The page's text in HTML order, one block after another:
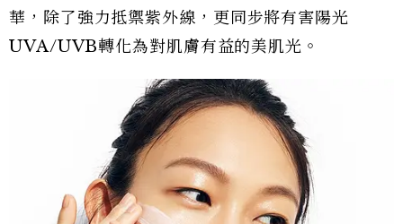
華，除了強力抵禦紫外線，更同步將有害陽光
UVA/UVB轉化為對肌膚有益的美肌光。